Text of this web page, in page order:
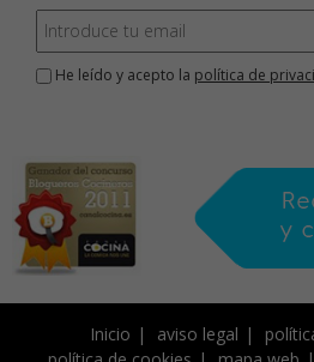
He leído y acepto la política de
Inicio aviso legal